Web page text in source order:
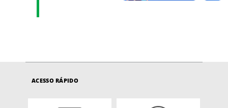
ACESSO RÁPIDO